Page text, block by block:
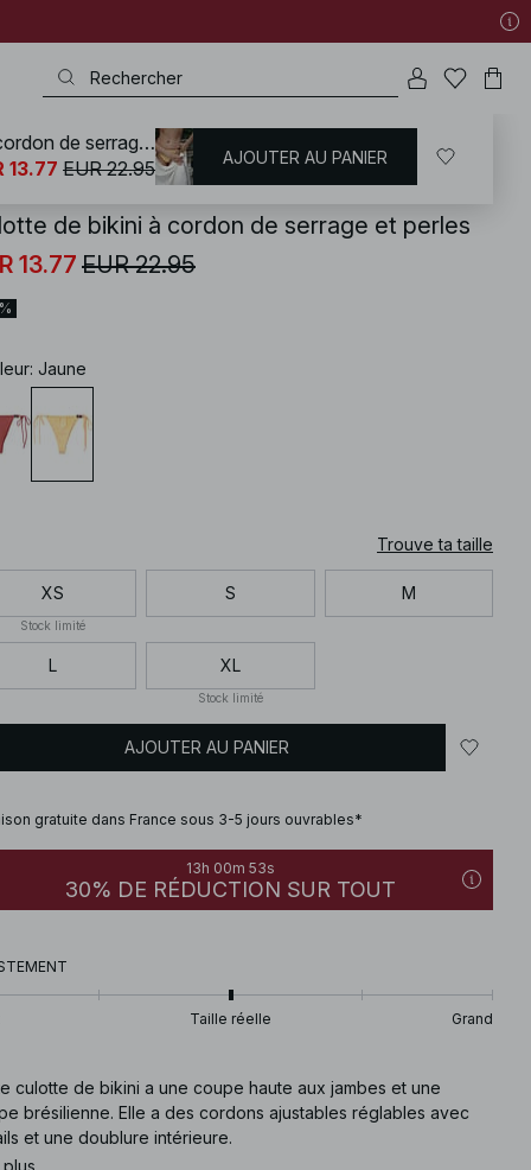
/ Maillots de bain / Bikinis Bas de maillots / Bikinis Tie Tanga
de bikini à cordon de serrage et perles
13.77 EUR 22.95
: Jaune
Trouve ta taille
XS
Stock limité
S M
L XL
Stock limité
AJOUTER AU PANIER
gratuite dans France sous 3-5 jours ouvrables*
13h 00m 52s
30% DE RÉDUCTION SUR TOUT
Taille réelle Grand
culotte de bikini a une coupe haute aux jambes et une
brésilienne. Elle a des cordons ajustables réglables avec
et une doublure intérieure.
Culotte de bikini à cordon de serrage et perles
13.77 EUR 22.95 AJOUTER AU PANIER